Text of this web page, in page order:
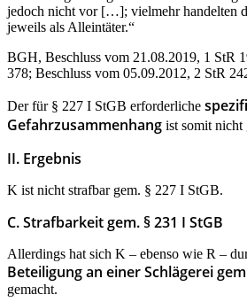
jedoch nicht vor […]; vielmehr handelten
jeweils als Alleintäter.“
BGH, Beschluss vom 21.08.2019, 1 StR
378; Beschluss vom 05.09.2012, 2 StR
Der für § 227 I StGB erforderliche
Gefahrzusammenhang ist somit nicht
II. Ergebnis
K ist nicht strafbar gem. § 227 I StGB.
C. Strafbarkeit gem. § 231 I StGB
Allerdings hat sich K – ebenso wie R –
Beteiligung an einer Schlägerei
gemacht.